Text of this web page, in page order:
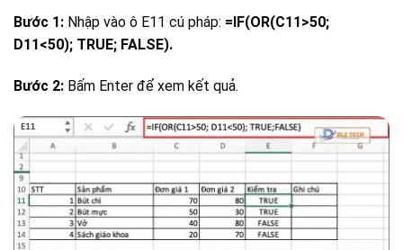
Bước 1: Nhập vào ô E11 cú pháp: =IF(OR(C11>50;
D11<50); TRUE; FALSE).
Bước 2: Bấm Enter để xem kết quả.